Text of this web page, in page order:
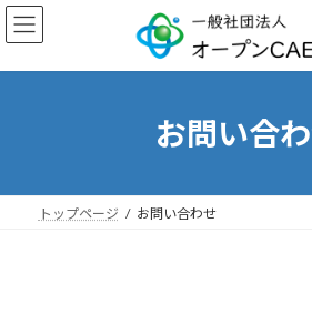
コ
ン
ン
ナ
ビ
ー
お問い合
トップページ お問い合わせ